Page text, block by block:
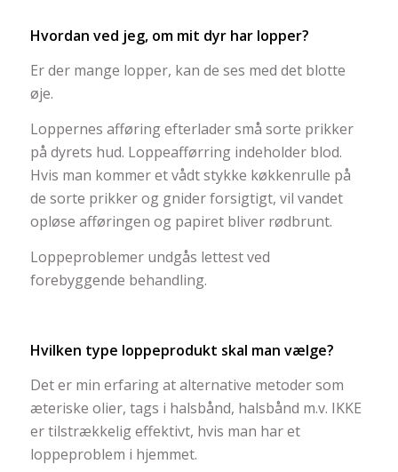
Hvordan ved jeg, om mit dyr har lopper?
Er der mange lopper, kan de ses med det blotte
øje.
Loppernes afføring efterlader små sorte prikker
på dyrets hud. Loppeafførring indeholder blod.
Hvis man kommer et vådt stykke køkkenrulle på
de sorte prikker og gnider forsigtigt, vil vandet
opløse afføringen og papiret bliver rødbrunt.
Loppeproblemer undgås lettest ved
forebyggende behandling.
Hvilken type loppeprodukt skal man vælge?
Det er min erfaring at alternative metoder som
æteriske olier, tags i halsbånd, halsbånd m.v. IKKE
er tilstrækkelig effektivt, hvis man har et
loppeproblem i hjemmet.